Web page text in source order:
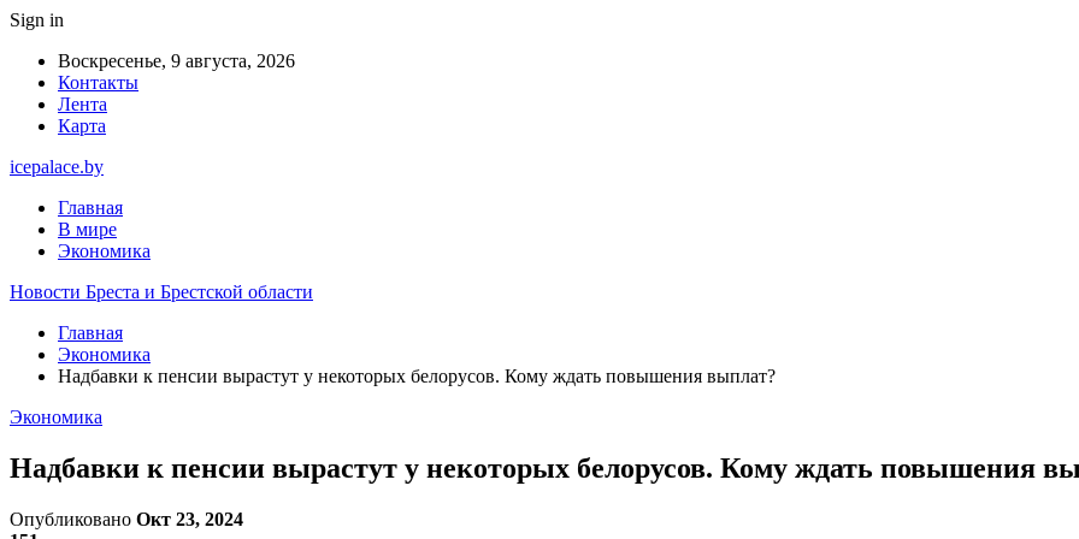
Sign in
Воскресенье, 9 августа, 2026
Контакты
Лента
Карта
icepalace.by
Главная
В мире
Экономика
Новости Бреста и Брестской области
Главная
Экономика
Надбавки к пенсии вырастут у некоторых белорусов. Кому ждать повышения выплат?
Экономика
Надбавки к пенсии вырастут у некоторых белорусов. Кому ждать повышения
Опубликовано Окт 23, 2024